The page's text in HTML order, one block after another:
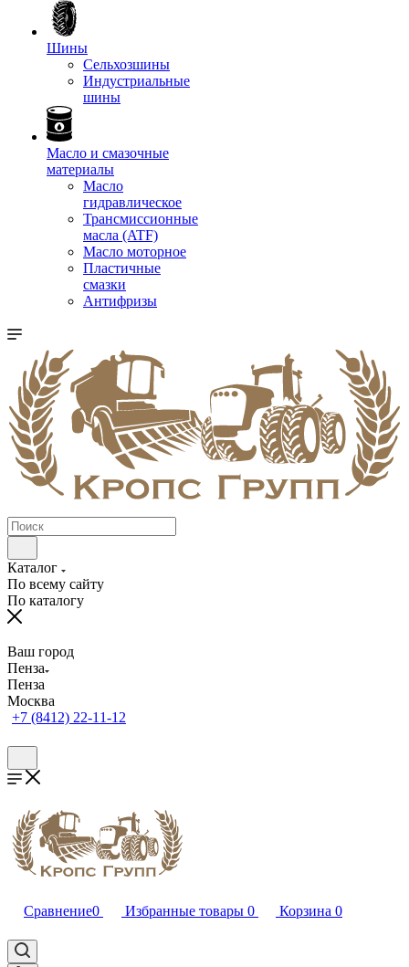
Шины
Сельхозшины
Индустриальные
шины
Масло и смазочные
материалы
Масло
гидравлическое
Трансмиссионные
масла (ATF)
Масло моторное
Пластичные
смазки
Антифризы
Каталог
По всему сайту
По каталогу
Ваш город
Пенза
Пенза
Москва
+7 (8412) 22-11-12
Сравнение0 Избранные товары 0 Корзина 0